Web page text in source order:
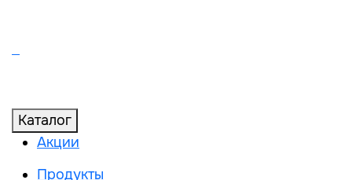
Каталог
Акции
Продукты